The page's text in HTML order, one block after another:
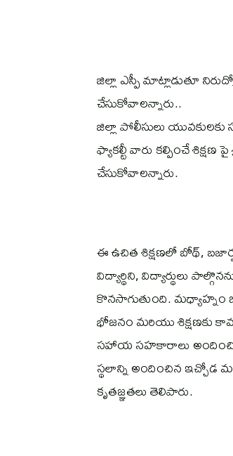
జిల్లా ఎస్పీ మాట్లాడుతూ
చేసుకోవాలన్నారు..
జిల్లా పోలీసులు
ఫ్యాకల్టీ వారు కల్పించే
చేసుకోవాలన్నారు.
ఈ ఉచిత శిక్షణలో బోథ్,
విద్యార్థిని, విద్యార్థులు
కొనసాగుతుంది. మధ్యాహ్నం
భోజనం మరియు శిక్షణకు
సహాయ సహకారాలు అందించిన
స్థలాన్ని అందించిన ఇచ్చోడ
కృతజ్ఞతలు తెలిపారు.